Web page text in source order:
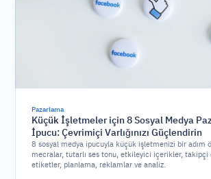
Pazarlama
Küçük İşletmeler için 8 Sosyal Medya
İpucu: Çevrimiçi Varlığınızı Güçlendirin
8 sosyal medya ipucuyla küçük işletmenizi bir adım
mecralar, tutarlı ses tonu, etkileyici içerikler,
etiketler, planlama, reklamlar ve analiz.